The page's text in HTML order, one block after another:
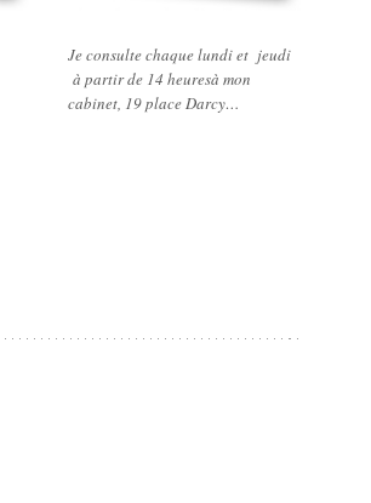
Je consulte chaque lundi et jeudi
à partir de 14 heuresà mon
cabinet, 19 place Darcy…